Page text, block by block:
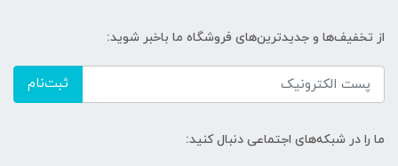
از تخفیف‌ها و جدیدترین‌های فروشگاه ما باخبر شوید:
ثبت‌نام
ما را در شبکه‌های اجتماعی دنبال کنید: